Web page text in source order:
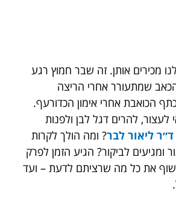
מכירים אותן. זה שבר חמוץ רגע
שמתעורר אחרי הריצה
הכואבת אחרי אימון הכדורעף.
לעצור, להרים דגל לבן ולפנות
ליאור לבר? ומה הולך לקרות
לביקור? הגיע הזמן לפרק
את כל מה שרציתם לדעת – ועד